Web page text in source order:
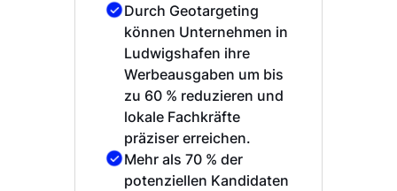
Durch Geotargeting
können Unternehmen in
Ludwigshafen ihre
Werbeausgaben um bis
zu 60 % reduzieren und
lokale Fachkräfte
präziser erreichen.
Mehr als 70 % der
potenziellen Kandidaten